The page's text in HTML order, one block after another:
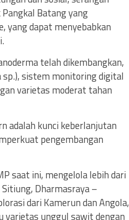
Batang yang
yang dapat menyebabkan
telah dikembangkan,
sp.), sistem monitoring digital
varietas moderat tahan
adalah kunci keberlanjutan
pengembangan
saat ini, mengelola lebih dari
Dharmasraya –
dari Kamerun dan Angola,
unggul sawit dengan